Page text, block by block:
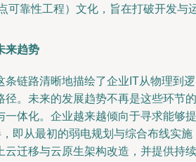
可靠性工程）文化，旨在打破开发与
来趋势
条链路清晰地描绘了企业IT从物理到逻
径。未来的发展趋势不再是这些环节的
一体化。企业越来越倾向于寻求能够提
即从最初的弱电规划与综合布线实施
云迁移与云原生架构改造，并提供持续